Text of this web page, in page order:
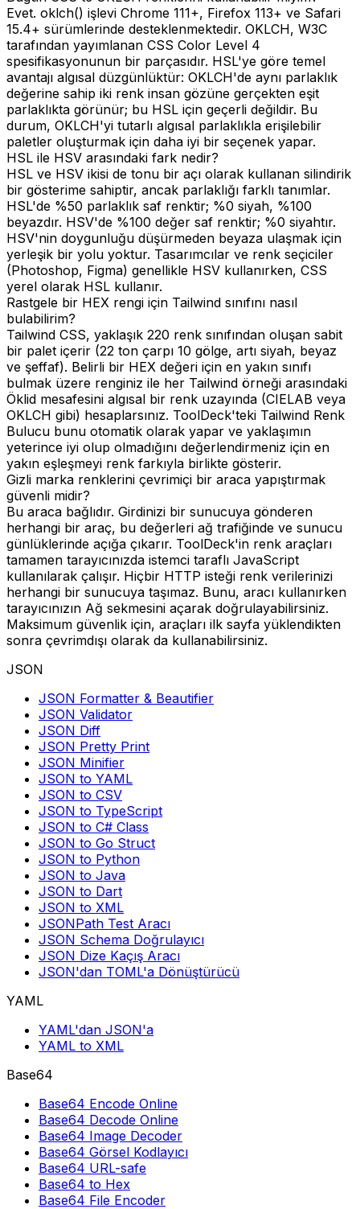
Evet. oklch() işlevi Chrome 111+, Firefox 113+ ve Safari
15.4+ sürümlerinde desteklenmektedir. OKLCH, W3C
tarafından yayımlanan CSS Color Level 4
spesifikasyonunun bir parçasıdır. HSL'ye göre temel
avantajı algısal düzgünlüktür: OKLCH'de aynı parlaklık
değerine sahip iki renk insan gözüne gerçekten eşit
parlaklıkta görünür; bu HSL için geçerli değildir. Bu
durum, OKLCH'yi tutarlı algısal parlaklıkla erişilebilir
paletler oluşturmak için daha iyi bir seçenek yapar.
HSL ile HSV arasındaki fark nedir?
HSL ve HSV ikisi de tonu bir açı olarak kullanan silindirik
bir gösterime sahiptir, ancak parlaklığı farklı tanımlar.
HSL'de %50 parlaklık saf renktir; %0 siyah, %100
beyazdır. HSV'de %100 değer saf renktir; %0 siyahtır.
HSV'nin doygunluğu düşürmeden beyaza ulaşmak için
yerleşik bir yolu yoktur. Tasarımcılar ve renk seçiciler
(Photoshop, Figma) genellikle HSV kullanırken, CSS
yerel olarak HSL kullanır.
Rastgele bir HEX rengi için Tailwind sınıfını nasıl
bulabilirim?
Tailwind CSS, yaklaşık 220 renk sınıfından oluşan sabit
bir palet içerir (22 ton çarpı 10 gölge, artı siyah, beyaz
ve şeffaf). Belirli bir HEX değeri için en yakın sınıfı
bulmak üzere renginiz ile her Tailwind örneği arasındaki
Öklid mesafesini algısal bir renk uzayında (CIELAB veya
OKLCH gibi) hesaplarsınız. ToolDeck'teki Tailwind Renk
Bulucu bunu otomatik olarak yapar ve yaklaşımın
yeterince iyi olup olmadığını değerlendirmeniz için en
yakın eşleşmeyi renk farkıyla birlikte gösterir.
Gizli marka renklerini çevrimiçi bir araca yapıştırmak
güvenli midir?
Bu araca bağlıdır. Girdinizi bir sunucuya gönderen
herhangi bir araç, bu değerleri ağ trafiğinde ve sunucu
günlüklerinde açığa çıkarır. ToolDeck'in renk araçları
tamamen tarayıcınızda istemci taraflı JavaScript
kullanılarak çalışır. Hiçbir HTTP isteği renk verilerinizi
herhangi bir sunucuya taşımaz. Bunu, aracı kullanırken
tarayıcınızın Ağ sekmesini açarak doğrulayabilirsiniz.
Maksimum güvenlik için, araçları ilk sayfa yüklendikten
sonra çevrimdışı olarak da kullanabilirsiniz.
JSON
JSON Formatter & Beautifier
JSON Validator
JSON Diff
JSON Pretty Print
JSON Minifier
JSON to YAML
JSON to CSV
JSON to TypeScript
JSON to C# Class
JSON to Go Struct
JSON to Python
JSON to Java
JSON to Dart
JSON to XML
JSONPath Test Aracı
JSON Schema Doğrulayıcı
JSON Dize Kaçış Aracı
JSON'dan TOML'a Dönüştürücü
YAML
YAML'dan JSON'a
YAML to XML
Base64
Base64 Encode Online
Base64 Decode Online
Base64 Image Decoder
Base64 Görsel Kodlayıcı
Base64 URL-safe
Base64 to Hex
Base64 File Encoder